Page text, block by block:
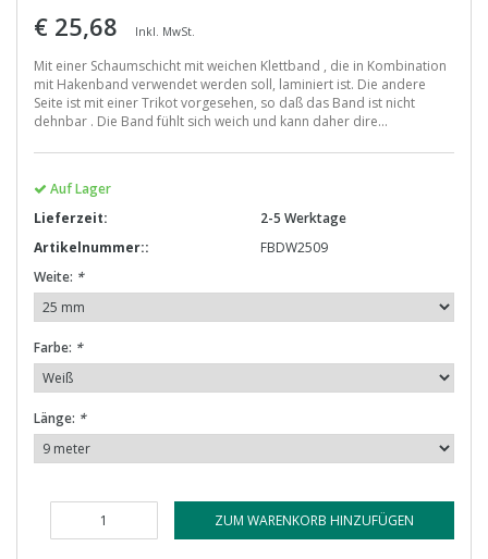
€ 25,68 Inkl. MwSt.
Mit einer Schaumschicht mit weichen Klettband , die in Kombination
mit Hakenband verwendet werden soll, laminiert ist. Die andere
Seite ist mit einer Trikot vorgesehen, so daß das Band ist nicht
dehnbar . Die Band fühlt sich weich und kann daher dire...
Auf Lager
Lieferzeit:
2-5 Werktage
Artikelnummer::
FBDW2509
Weite: *
Farbe: *
Länge: *
ZUM WARENKORB HINZUFÜGEN